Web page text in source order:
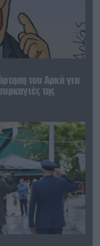
του Αρκά για
της